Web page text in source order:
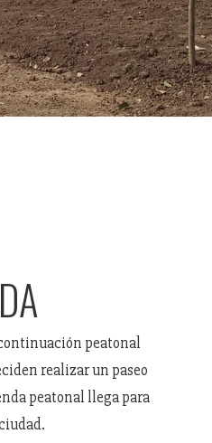
peatonal
realizar un paseo
peatonal llega para